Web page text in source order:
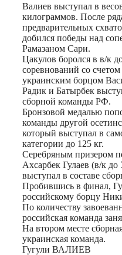
Валиев выступал в
килограммов. После
предварительных
добился победы над
Рамазаном Сари.
Цакулов боролся в в/к
соревнований со
украинским борцом
Радик и Батырбек
сборной команды РФ.
Бронзовой медалью
команды другой
который выступал в
категории до 125 кг.
Серебряным призером
Ахсарбек Гулаев (в/к
выступал в составе
Пробившись в финал,
российскому борцу
По количеству
российская команда
На втором месте
украинская команда.
Гугули ВАЛИЕВ